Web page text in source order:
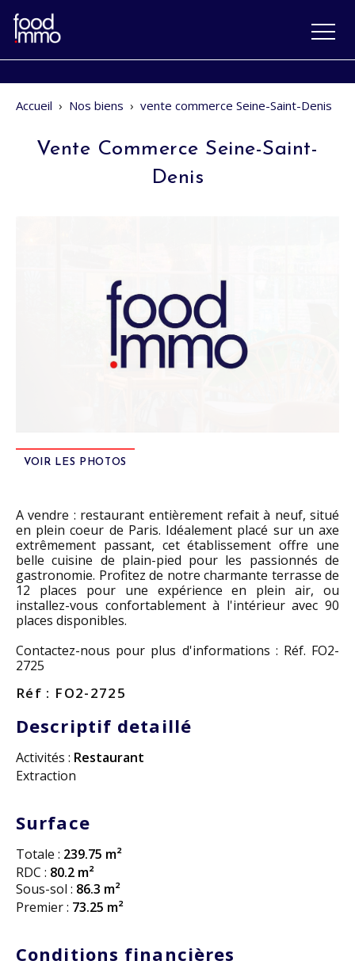
Accueil › Nos biens › vente commerce Seine-Saint-Denis
Vente Commerce Seine-Saint-
Denis
VOIR LES PHOTOS
A vendre : restaurant entièrement refait à neuf, situé
en plein coeur de Paris. Idéalement placé sur un axe
extrêmement passant, cet établissement offre une
belle cuisine de plain-pied pour les passionnés de
gastronomie. Profitez de notre charmante terrasse de
12 places pour une expérience en plein air, ou
installez-vous confortablement à l'intérieur avec 90
places disponibles.
Contactez-nous pour plus d'informations : Réf. FO2-
2725
Réf : FO2-2725
Descriptif detaillé
Activités : Restaurant
Extraction
Surface
Totale : 239.75 m²
RDC : 80.2 m²
Sous-sol : 86.3 m²
Premier : 73.25 m²
Conditions financières